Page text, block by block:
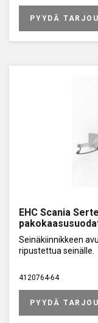
PYYDÄ
EHC Scania
Seinäkiinnikkeen
ripustettua seinälle.
4120764-64
PYYDÄ